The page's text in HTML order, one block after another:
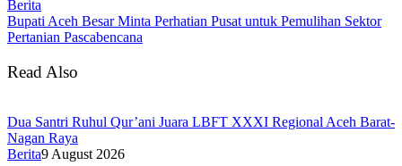
Berita
Bupati Aceh Besar Minta Perhatian Pusat untuk Pemulihan Sektor
Pertanian Pascabencana
Read Also
Dua Santri Ruhul Qur’ani Juara LBFT XXXI Regional Aceh Barat-
Nagan Raya
Berita9 August 2026